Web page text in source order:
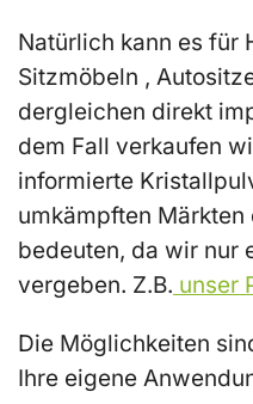
Natürlich kann es für
Sitzmöbeln ,
dergleichen direkt
dem Fall verkaufen
informierte
umkämpften
bedeuten, da wir nur
vergeben. Z.B. unser
Die Möglichkeiten
Ihre eigene